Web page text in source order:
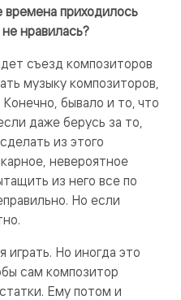
времена приходилось
нравилась?
съезд композиторов
музыку композиторов,
бывало и то, что
даже берусь за то,
из этого
невероятное
из него все по
Но если
играть. Но иногда это
сам композитор
Ему потом и